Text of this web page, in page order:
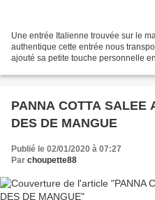
Une entrée Italienne trouvée sur le
authentique cette entrée nous
ajouté sa petite touche personnelle
PANNA COTTA SALEE
DES DE MANGUE
Publié le 02/01/2020 à 07:27
Par choupette88